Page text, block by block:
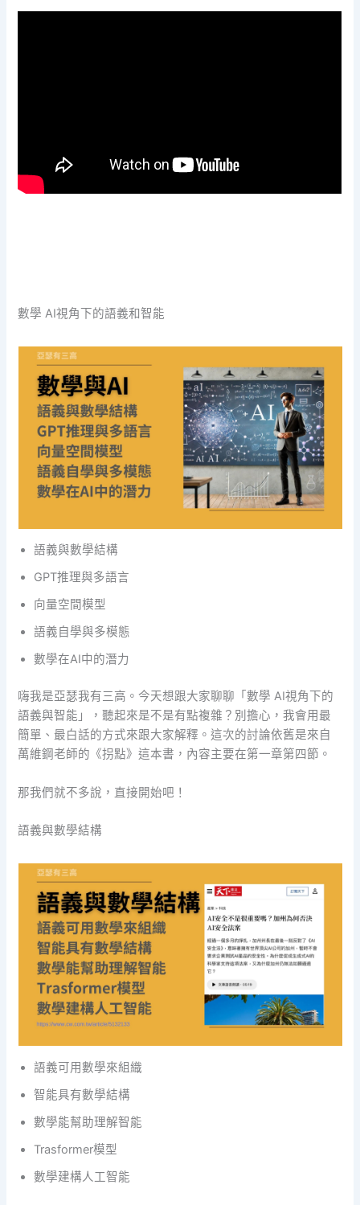
數學 AI視角下的語義和智能
語義與數學結構
GPT推理與多語言
向量空間模型
語義自學與多模態
數學在AI中的潛力
嗨我是亞瑟我有三高。今天想跟大家聊聊「數學 AI視角下的
語義與智能」，聽起來是不是有點複雜？別擔心，我會用最
簡單、最白話的方式來跟大家解釋。這次的討論依舊是來自
萬維鋼老師的《拐點》這本書，內容主要在第一章第四節。
那我們就不多說，直接開始吧！
語義與數學結構
語義可用數學來組織
智能具有數學結構
數學能幫助理解智能
Trasformer模型
數學建構人工智能